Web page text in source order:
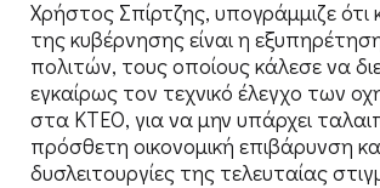
Χρήστος Σπίρτζης, υπογράμμιζε ότι
της κυβέρνησης είναι η
πολιτών, τους οποίους κάλεσε να
εγκαίρως τον τεχνικό έλεγχο των
στα ΚΤΕΟ, για να μην υπάρχει
πρόσθετη οικονομική επιβάρυνση
δυσλειτουργίες της τελευταίας